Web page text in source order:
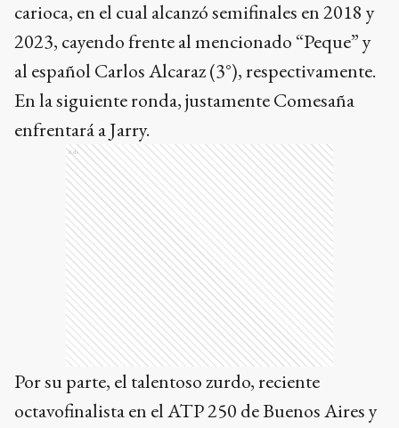
carioca, en el cual alcanzó semifinales en 2018 y
2023, cayendo frente al mencionado “Peque” y
al español Carlos Alcaraz (3°), respectivamente.
En la siguiente ronda, justamente Comesaña
enfrentará a Jarry.
Ads
Por su parte, el talentoso zurdo, reciente
octavofinalista en el ATP 250 de Buenos Aires y